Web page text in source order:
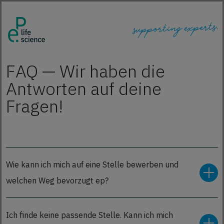
FAQ — Wir haben die
Antworten auf deine
Fragen!
Wie kann ich mich auf eine Stelle bewerben und
welchen Weg bevorzugt ep?
Du kannst dich über unser Onlinebewerbungsformular
bewerben. Wähle unter 'Job finden' ein passendes
Ich finde keine passende Stelle. Kann ich mich